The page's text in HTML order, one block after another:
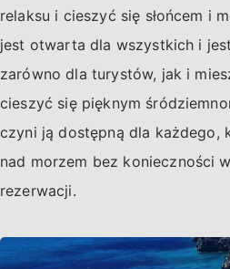
relaksu i cieszyć się słońcem i
jest otwarta dla wszystkich i
zarówno dla turystów, jak i
cieszyć się pięknym
czyni ją dostępną dla każdego,
nad morzem bez konieczności
rezerwacji.